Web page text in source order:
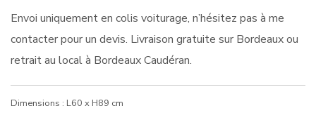
Envoi uniquement en colis voiturage, n’hésitez pas à me
contacter pour un devis. Livraison gratuite sur Bordeaux ou
retrait au local à Bordeaux Caudéran.
Dimensions : L60 x H89 cm